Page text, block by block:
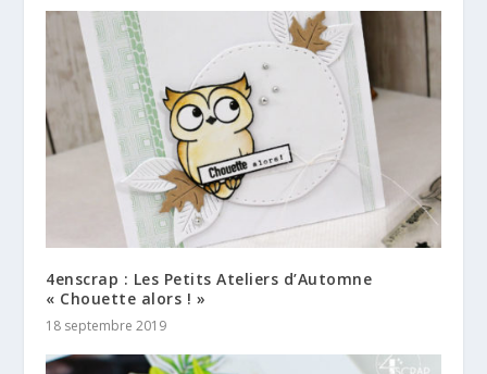
4enscrap : Les Petits Ateliers d’Automne
« Chouette alors ! »
18 septembre 2019